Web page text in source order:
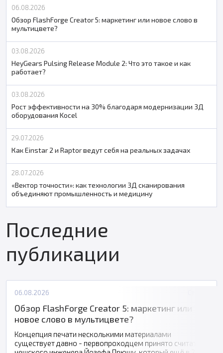
06.08.2026
Обзор FlashForge Creator 5: маркетинг или новое слово в
мультицвете?
03.08.2026
HeyGears Pulsing Release Module 2: Что это такое и как
работает?
03.08.2026
Рост эффективности на 30% благодаря модернизации 3Д
оборудования Kocel
29.07.2026
Как Einstar 2 и Raptor ведут себя на реальных задачах
28.07.2026
«Вектор точности»: как технологии 3Д сканирования
объединяют промышленность и медицину
Последние
публикации
06.08.2026
Обзор FlashForge Creator 5: маркетинг или
новое слово в мультицвете?
Концепция печати несколькими материалами
существует давно - первопроходцем принято считать